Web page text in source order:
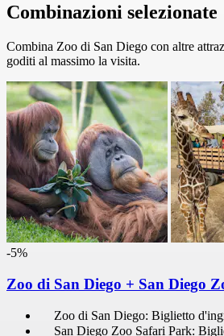
Combinazioni selezionate
Combina Zoo di San Diego con altre
goditi al massimo la visita.
-5%
Zoo di San Diego + San Diego
Zoo di San Diego: Biglietto
San Diego Zoo Safari Park: